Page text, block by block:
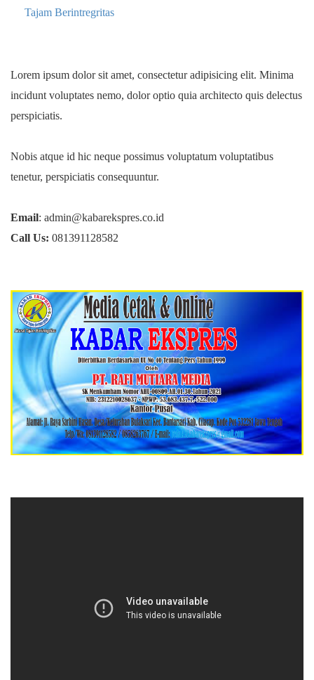
Tajam Berintregritas
Lorem ipsum dolor sit amet, consectetur adipisicing elit. Minima
incidunt voluptates nemo, dolor optio quia architecto quis delectus
perspiciatis.
Nobis atque id hic neque possimus voluptatum voluptatibus
tenetur, perspiciatis consequuntur.
Email: admin@kabarekspres.co.id
Call Us: 081391128582